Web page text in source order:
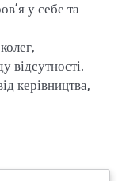
у себе та
відсутності.
керівництва,